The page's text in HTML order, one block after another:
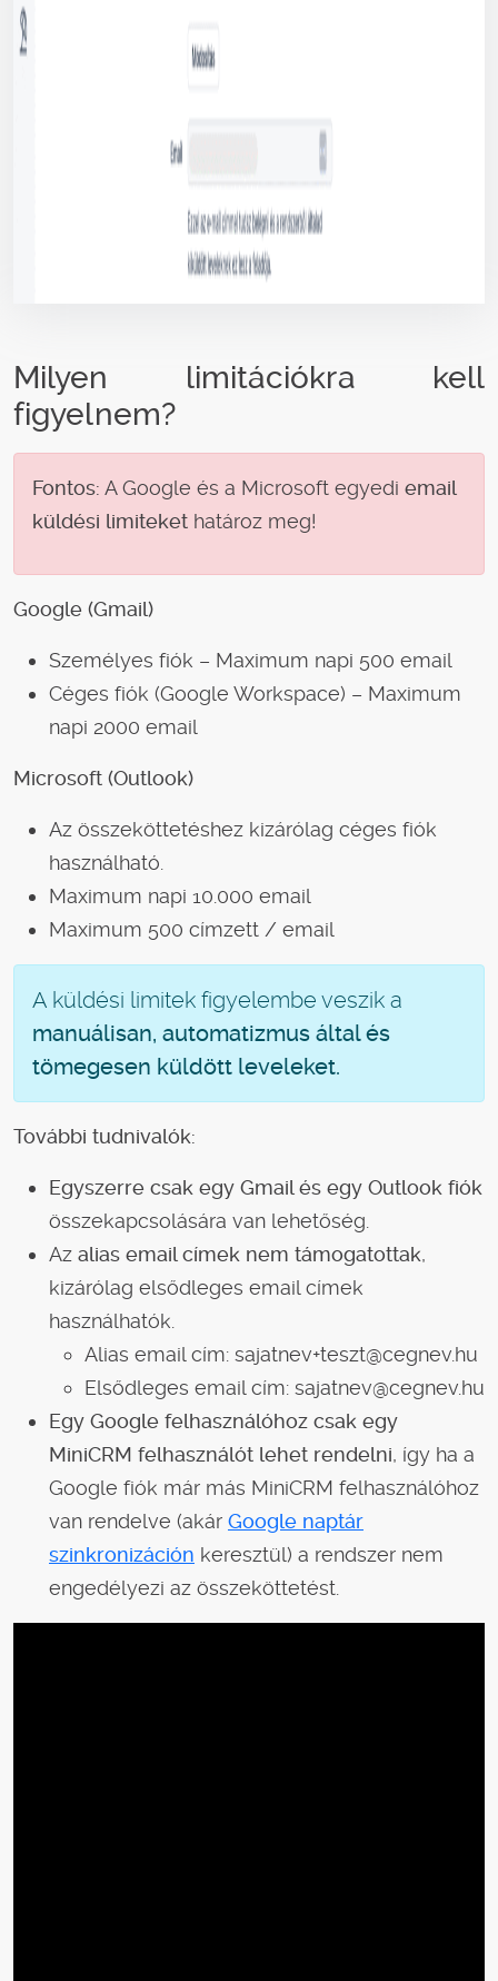
Milyen limitációkra kell
figyelnem?
Fontos: A Google és a Microsoft egyedi email
küldési limiteket határoz meg!
Google (Gmail)
Személyes fiók – Maximum napi 500 email
Céges fiók (Google Workspace) – Maximum
napi 2000 email
Microsoft (Outlook)
Az összeköttetéshez kizárólag céges fiók
használható.
Maximum napi 10.000 email
Maximum 500 címzett / email
A küldési limitek figyelembe veszik a
manuálisan, automatizmus által és
tömegesen küldött leveleket.
További tudnivalók:
Egyszerre csak egy Gmail és egy Outlook fiók
összekapcsolására van lehetőség.
Az alias email címek nem támogatottak,
kizárólag elsődleges email címek
használhatók.
Alias email cím: sajatnev+teszt@cegnev.hu
Elsődleges email cím: sajatnev@cegnev.hu
Egy Google felhasználóhoz csak egy
MiniCRM felhasználót lehet rendelni, így ha a
Google fiók már más MiniCRM felhasználóhoz
van rendelve (akár Google naptár
szinkronizáción keresztül) a rendszer nem
engedélyezi az összeköttetést.